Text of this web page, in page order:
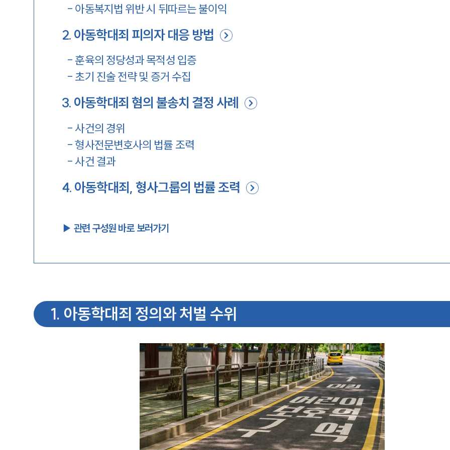
- 아동복지법 위반 시 뒤따르는 불이익
2. 아동학대죄 피의자 대응 방법
- 훈육의 정당성과 목적성 입증
- 초기 진술 전략 및 증거 수집
3. 아동학대죄 혐의 불송치 결정 사례
-사건의 경위
-형사전문변호사의 법률 조력
-사건 결과
4. 아동학대죄, 형사그룹의 법률 조력
▶︎ 관련 구성원 바로 보러가기
1. 아동학대죄 정의와 처벌 수위